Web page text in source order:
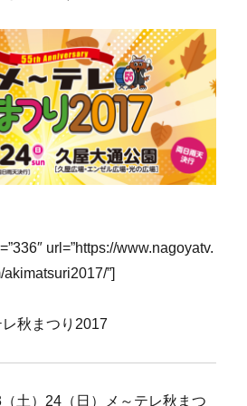
url=”https://www.nagoyatv.
akimatsuri2017/”]
秋まつり2017
土）24（日）メ～テレ秋まつ